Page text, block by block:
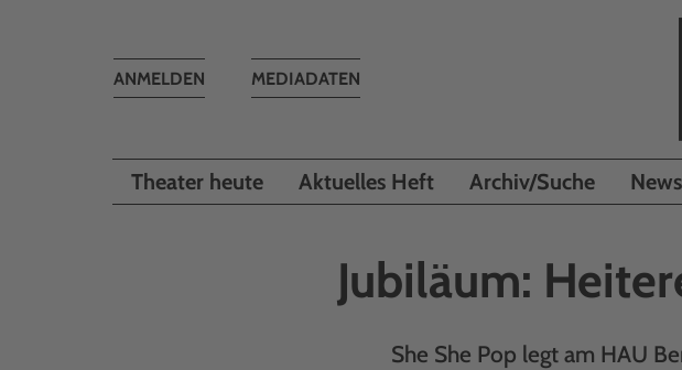
MEDIADATEN
Toggle
ANMELDEN
Theater heute Aktuelles Heft Archiv/Suche
Jubiläum:
She She Pop legt am HAU